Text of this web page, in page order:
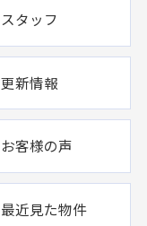
スタッフ
更新情報
お客様の声
最近見た物件